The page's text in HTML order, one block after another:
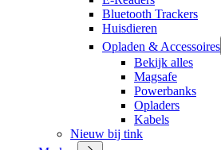
Bluetooth Trackers
Huisdieren
Opladen & Accessoires
Bekijk alles
Magsafe
Powerbanks
Opladers
Kabels
Nieuw bij tink